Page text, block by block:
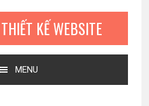
KẾ WEBSITE
MENU